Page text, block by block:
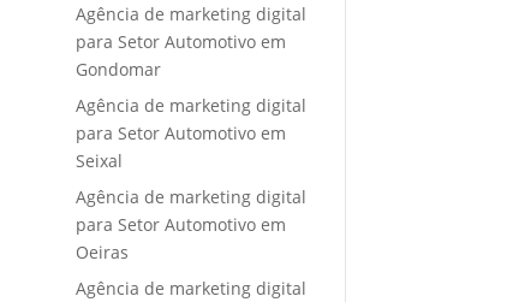
Agência de marketing digital
para Setor Automotivo em
Gondomar
Agência de marketing digital
para Setor Automotivo em
Seixal
Agência de marketing digital
para Setor Automotivo em
Oeiras
Agência de marketing digital